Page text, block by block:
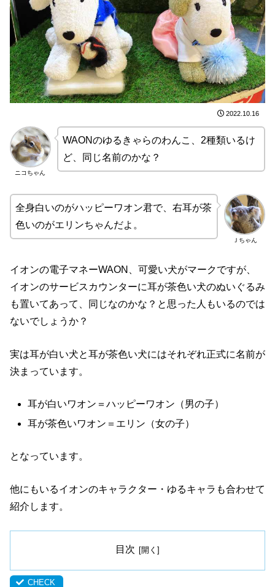
2022.10.16
ニコちゃん
WAONのゆるきゃらのわんこ、2種類いるけ
ど、同じ名前のかな？
Ｊちゃん
全身白いのがハッピーワオン君で、右耳が茶
色いのがエリンちゃんだよ。
イオンの電子マネーWAON、可愛い犬がマークですが、
イオンのサービスカウンターに耳が茶色い犬のぬいぐるみ
も置いてあって、同じなのかな？と思った人もいるのでは
ないでしょうか？
実は耳が白い犬と耳が茶色い犬にはそれぞれ正式に名前が
決まっています。
耳が白いワオン＝ハッピーワオン（男の子）
耳が茶色いワオン＝エリン（女の子）
となっています。
他にもいるイオンのキャラクター・ゆるキャラも合わせて
紹介します。
目次